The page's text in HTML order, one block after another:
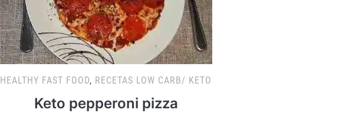
HEALTHY FAST FOOD, RECETAS LOW CARB/ KETO
Keto pepperoni pizza